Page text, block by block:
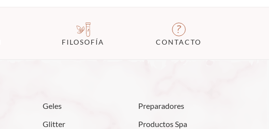
FILOSOFÍA CONTACTO
Geles
Glitter
Preparadores
Productos Spa